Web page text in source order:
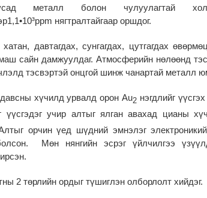
металл болон чулуулагтай
нягтралтайгаар оршдог.
давтагдах, сунгагдах, цутгагдах
сайн дамжуулдаг. Атмосферийн нөлөөнд
тэсвэртэй онцгой шинж чанартай металл
хүчилд урвалд орон Au2 нэгдлийг
үүсгэдэг учир алтыг ялган авахад цианы
орчин үед шүдний эмнэлэг
Мөн нянгийн эсрэг үйлчилгээ
2 төрлийн ордыг түшиглэн олборлолт хийдэг.